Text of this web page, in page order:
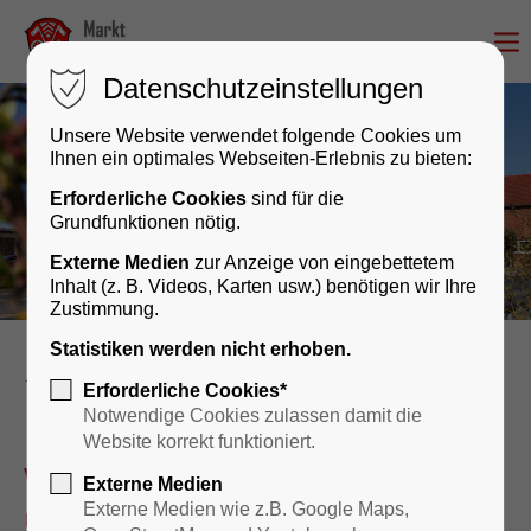
Rathaus & Bürgerservice
Wir sind für Sie da – persönlich
und digital!
Datenschutzeinstellungen
Unsere Website verwendet folgende Cookies um
Ihnen ein optimales Webseiten-Erlebnis zu bieten:
Erforderliche Cookies sind für die
Grundfunktionen nötig.
Externe Medien zur Anzeige von eingebettetem
Inhalt (z. B. Videos, Karten usw.) benötigen wir Ihre
Zustimmung.
Statistiken werden nicht erhoben.
Erforderliche Cookies*
Notwendige Cookies zulassen damit die
Website korrekt funktioniert.
Externe Medien
Externe Medien wie z.B. Google Maps,